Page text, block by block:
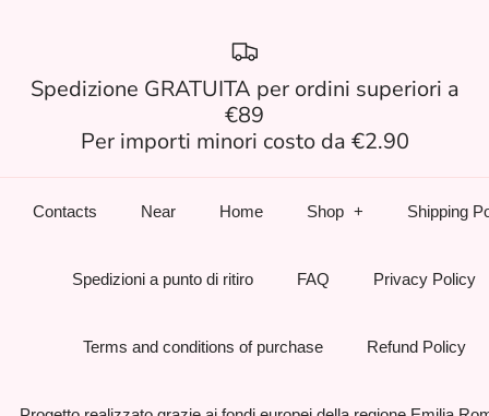
Spedizione GRATUITA per ordini superiori a
€89
Per importi minori costo da €2.90
Contacts Near Home Shop Shipping
Spedizioni a punto di ritiro FAQ Privacy Policy
Terms and conditions of purchase Refund Policy